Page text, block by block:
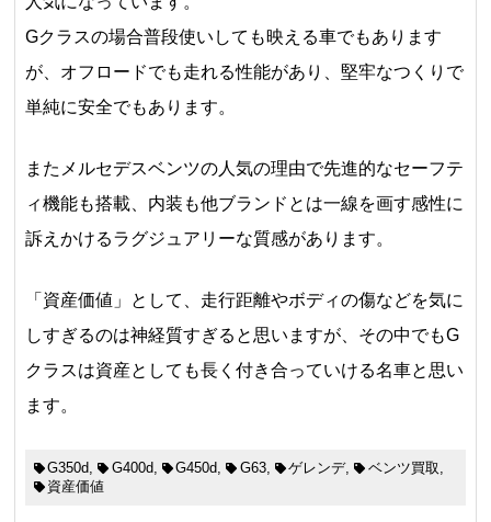
Gクラスの場合普段使いしても映える車でもあります
が、オフロードでも走れる性能があり、堅牢なつくりで
単純に安全でもあります。
またメルセデスベンツの人気の理由で先進的なセーフテ
ィ機能も搭載、内装も他ブランドとは一線を画す感性に
訴えかけるラグジュアリーな質感があります。
「資産価値」として、走行距離やボディの傷などを気に
しすぎるのは神経質すぎると思いますが、その中でもG
クラスは資産としても長く付き合っていける名車と思い
ます。
G350d , G400d, G450d , G63, ゲレンデ, ベンツ買取
資産価値